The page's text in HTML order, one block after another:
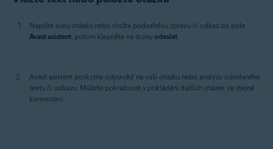
Napište svou otázku nebo vložte podezřelou zprávu či odkaz do pole
Avast asistent, potom klepněte na ikonu odeslat.
Avast asistent poskytne odpověď na vaši otázku nebo analýzu odeslaného
textu či odkazu. Můžete pokračovat v pokládání dalších otázek ve stejné
konverzaci.